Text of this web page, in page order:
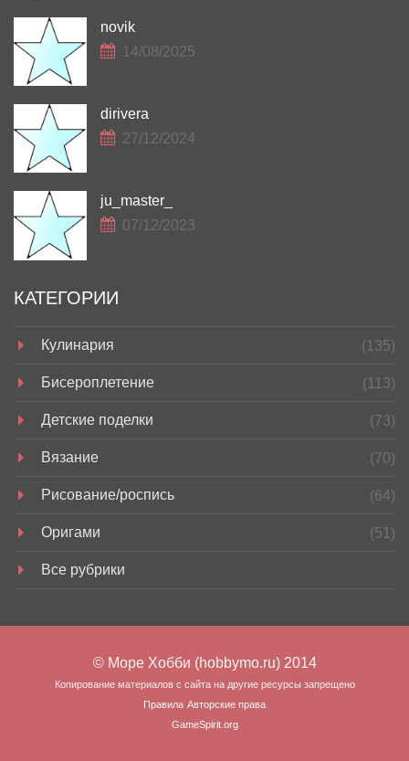
novik
14/08/2025
dirivera
27/12/2024
ju_master_
07/12/2023
КАТЕГОРИИ
Кулинария (135)
Бисероплетение (113)
Детские поделки (73)
Вязание (70)
Рисование/роспись (64)
Оригами (51)
Все рубрики
© Море Хобби (hobbymo.ru) 2014
Копирование материалов с сайта на другие ресурсы запрещено
Правила Авторские права
GameSpirit.org